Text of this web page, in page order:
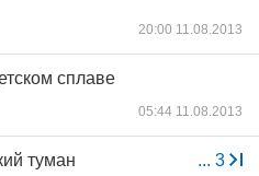
20:00 11.08.2013
сплаве
05:44 11.08.2013
... 3
туман